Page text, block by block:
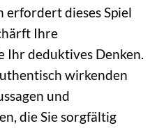
dieses Spiel
Ihre
Ihr deduktives Denken.
wirkenden
und
die Sie sorgfältig